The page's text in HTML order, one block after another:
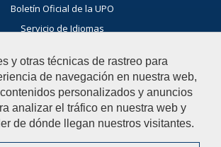
y otras técnicas de rastreo para
de navegación en nuestra web,
personalizados y anuncios
analizar el tráfico en nuestra web y
de dónde llegan nuestros visitantes.
Boletín Oficial de la UPO
Servicio de Idiomas
Facultad de Humanidades
Rectorado
Biblioteca-CRAI
a mejorar